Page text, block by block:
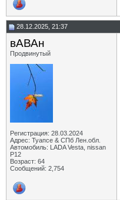
28.12.2025, 21:37
вАВАн
Продвинутый
Регистрация: 28.03.2024
Адрес: Туапсе & СПб Лен.обл.
Автомобиль: LADA Vesta, nissan
P12
Возраст: 64
Сообщений: 2,754